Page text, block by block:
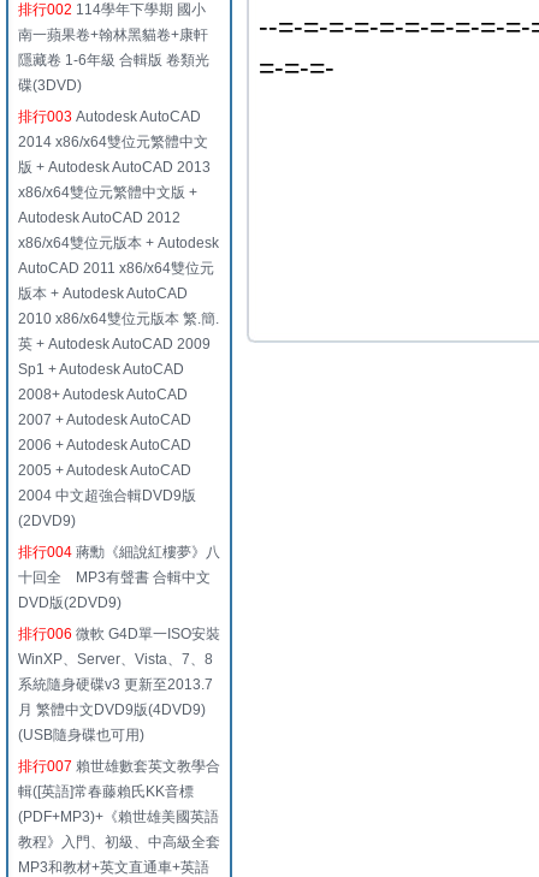
排行002 114學年下學期 國小
南一蘋果卷+翰林黑貓卷+康軒
隱藏卷 1-6年級 合輯版 卷類光
碟(3DVD)
排行003 Autodesk AutoCAD
2014 x86/x64雙位元繁體中文
版 + Autodesk AutoCAD 2013
x86/x64雙位元繁體中文版 +
Autodesk AutoCAD 2012
x86/x64雙位元版本 + Autodesk
AutoCAD 2011 x86/x64雙位元
版本 + Autodesk AutoCAD
2010 x86/x64雙位元版本 繁.簡.
英 + Autodesk AutoCAD 2009
Sp1 + Autodesk AutoCAD
2008+ Autodesk AutoCAD
2007 + Autodesk AutoCAD
2006 + Autodesk AutoCAD
2005 + Autodesk AutoCAD
2004 中文超強合輯DVD9版
(2DVD9)
排行004 蔣勳《細說紅樓夢》八
十回全 MP3有聲書 合輯中文
DVD版(2DVD9)
排行006 微軟 G4D單一ISO安裝
WinXP、Server、Vista、7、8
系統隨身硬碟v3 更新至2013.7
月 繁體中文DVD9版(4DVD9)
(USB隨身碟也可用)
排行007 賴世雄數套英文教學合
輯([英語]常春藤賴氏KK音標
(PDF+MP3)+《賴世雄美國英語
教程》入門、初級、中高級全套
MP3和教材+英文直通車+英語
--=-=-=-=-=-=-=-=-=-
=-=-=-